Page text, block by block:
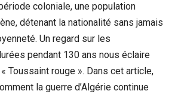
coloniale, une population
détenant la nationalité sans jamais
Un regard sur les
pendant 130 ans nous éclaire
Toussaint rouge ». Dans cet article,
la guerre d’Algérie continue